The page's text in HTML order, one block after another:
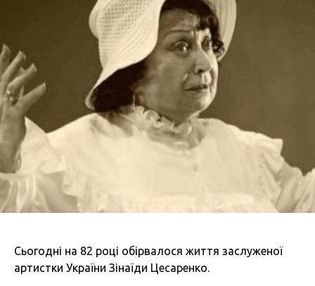
Сьогодні на 82 році обірвалося життя заслуженої
артистки України Зінаїди Цесаренко.